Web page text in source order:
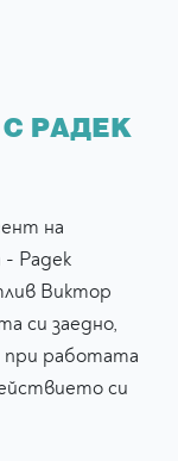
РАДЕК
на
Радек
Виктор
си заедно,
при работата
си